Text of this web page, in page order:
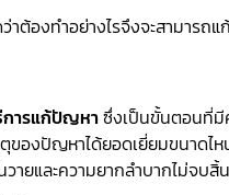
าต้องทำอย่างไรจึงจะสามาร
ารแก้ปัญหาซึ่งเป็นขั้นตอนที่
หตุของปัญหาได้ยอดเยี่ยมขนา
ายและความยากลำบากไม่จบสิ้น